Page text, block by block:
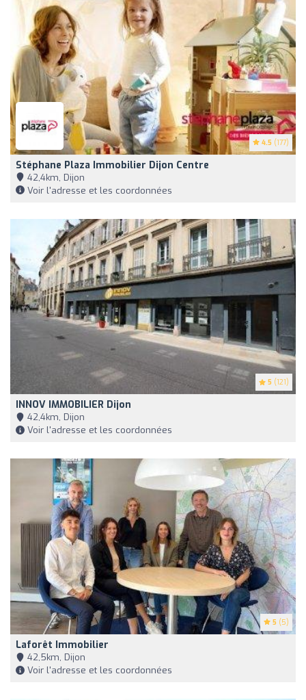
4.5 (177)
Stéphane Plaza Immobilier Dijon Centre
42,4km, Dijon
Voir l'adresse et les coordonnées
5 (121)
INNOV IMMOBILIER Dijon
42,4km, Dijon
Voir l'adresse et les coordonnées
5 (5)
Laforêt Immobilier
42,5km, Dijon
Voir l'adresse et les coordonnées